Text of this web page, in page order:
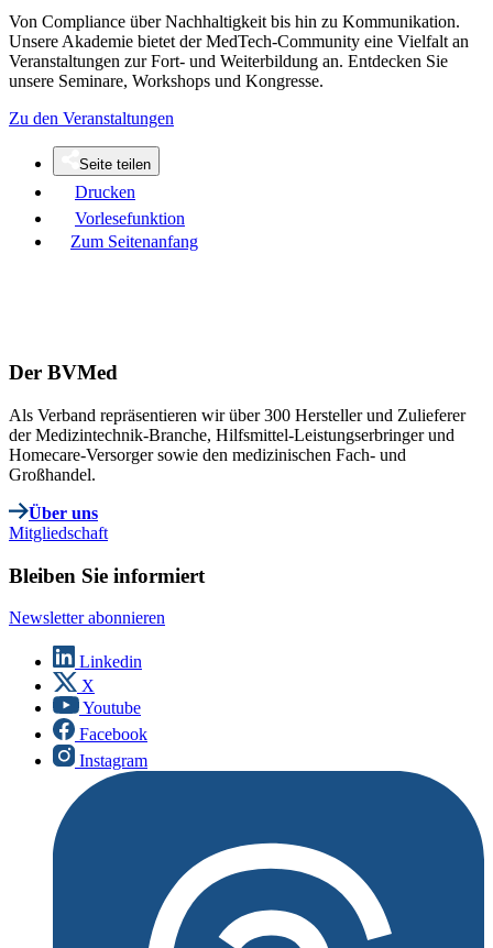
Von Compliance über Nachhaltigkeit bis hin zu Kommunikation.
Unsere Akademie bietet der MedTech-Community eine Vielfalt an
Veranstaltungen zur Fort- und Weiterbildung an. Entdecken Sie
unsere Seminare, Workshops und Kongresse.
Zu den Veranstaltungen
Seite teilen
Drucken
Vorlesefunktion
Zum Seitenanfang
Der BVMed
Als Verband repräsentieren wir über 300 Hersteller und Zulieferer
der Medizintechnik-Branche, Hilfsmittel-Leistungserbringer und
Homecare-Versorger sowie den medizinischen Fach- und
Großhandel.
Über uns
Mitgliedschaft
Bleiben Sie informiert
Newsletter abonnieren
Linkedin
X
Youtube
Facebook
Instagram